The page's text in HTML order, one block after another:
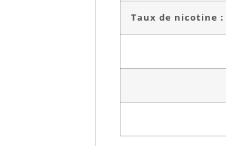
Taux de nicotine :